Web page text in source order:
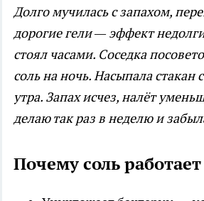
Долго мучилась с запахом,
дорогие гели — эффект
стоял часами. Соседка
соль на ночь. Насыпала стакан
утра. Запах исчез, налёт
делаю так раз в неделю и
Почему соль работает